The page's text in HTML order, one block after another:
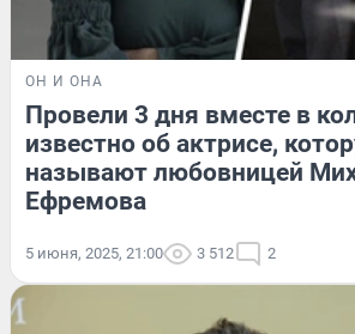
ОН И ОНА
Провели 3 дня вместе в
известно об актрисе,
называют любовницей
Ефремова
5 июня, 2025, 21:00 3 512 2